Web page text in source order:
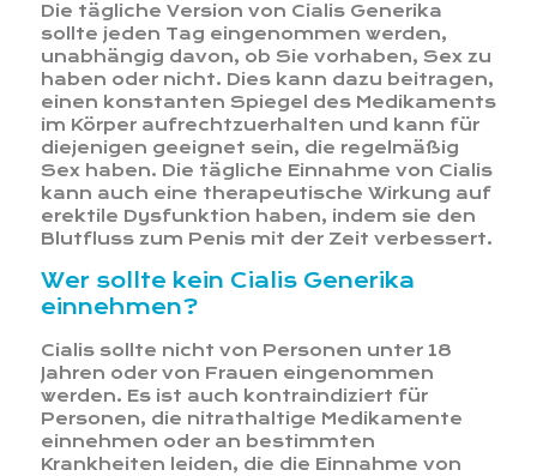
Die tägliche Version von Cialis Generika
sollte jeden Tag eingenommen werden,
unabhängig davon, ob Sie vorhaben, Sex zu
haben oder nicht. Dies kann dazu beitragen,
einen konstanten Spiegel des Medikaments
im Körper aufrechtzuerhalten und kann für
diejenigen geeignet sein, die regelmäßig
Sex haben. Die tägliche Einnahme von Cialis
kann auch eine therapeutische Wirkung auf
erektile Dysfunktion haben, indem sie den
Blutfluss zum Penis mit der Zeit verbessert.
Wer sollte kein Cialis Generika
einnehmen?
Cialis sollte nicht von Personen unter 18
Jahren oder von Frauen eingenommen
werden. Es ist auch kontraindiziert für
Personen, die nitrathaltige Medikamente
einnehmen oder an bestimmten
Krankheiten leiden, die die Einnahme von